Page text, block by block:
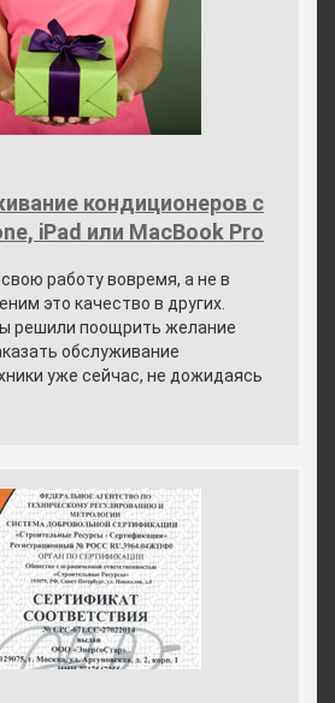
кондиционеров с
iPad или MacBook Pro
работу вовремя, а не в
это качество в других.
решили поощрить желание
обслуживание
уже сейчас, не дожидаясь